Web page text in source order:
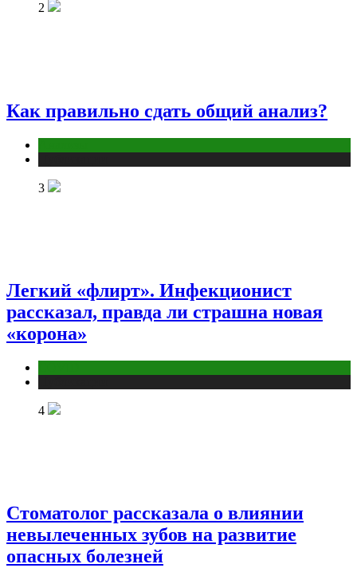
2
Как правильно сдать общий анализ?
3
Легкий «флирт». Инфекционист
рассказал, правда ли страшна новая
«корона»
4
Стоматолог рассказала о влиянии
невылеченных зубов на развитие
опасных болезней